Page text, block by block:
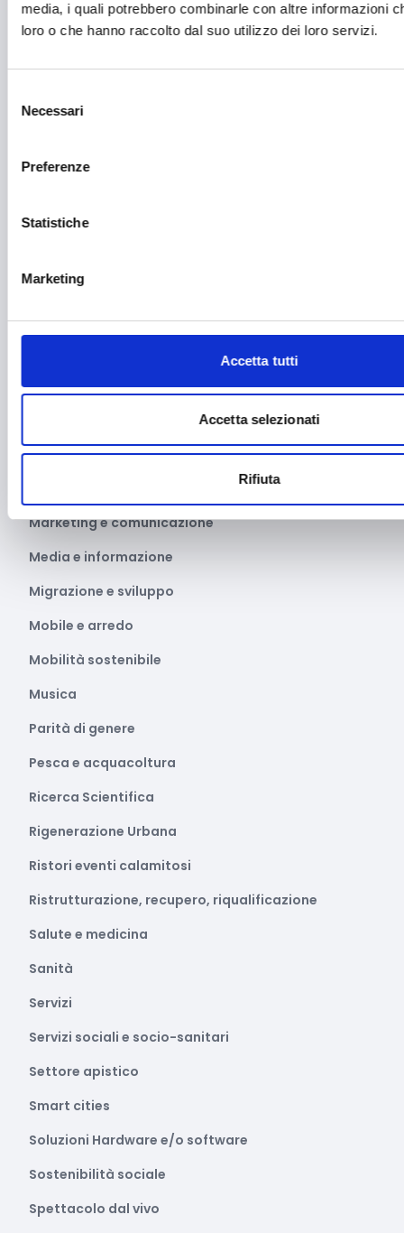
media, i quali potrebbero combinarle con altre informazioni
loro o che hanno raccolto dal suo utilizzo dei loro servizi.
delNecessari
Preferenze
Statistiche
Marketing
Accetta tutti
Accetta selezionati
Rifiuta
Fotovoltaico
Green economy
Inclusione Sociale e Solidarietà
Intelligenza Artificiale
Internazionalizzazione
Manifatturiero
Manifestazioni Sportive
Marketing e comunicazione
Media e informazione
Migrazione e sviluppo
Mobile e arredo
Mobilità sostenibile
Musica
Parità di genere
Pesca e acquacoltura
Ricerca Scientifica
Rigenerazione Urbana
Ristori eventi calamitosi
Ristrutturazione, recupero, riqualificazione
Salute e medicina
Sanità
Servizi
Servizi sociali e socio-sanitari
Settore apistico
Smart cities
Soluzioni Hardware e/o software
Sostenibilità sociale
Spettacolo dal vivo